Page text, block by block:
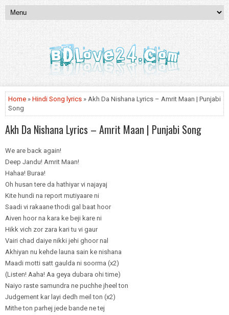
Home » Hindi Song lyrics » Akh Da Nishana Lyrics – Amrit Maan | Punjabi
Song
Akh Da Nishana Lyrics – Amrit Maan | Punjabi Song
We are back again!
Deep Jandu! Amrit Maan!
Hahaa! Buraa!
Oh husan tere da hathiyar vi najayaj
Kite hundi na report mutiyaare ni
Saadi vi rakaane thodi gal baat hoor
Aiven hoor na kara ke beji kare ni
Hikk vich zor zara kari tu vi gaur
Vairi chad daiye nikki jehi ghoor nal
Akhiyan nu kehde launa sain ke nishana
Maadi motti satt gaulda ni soorma (x2)
(Listen! Aaha! Aa geya dubara ohi time)
Naiyo raste samundra ne puchhe jheel ton
Judgement kar layi dedh meil ton (x2)
Mithe ton parhej jede bande ne tej